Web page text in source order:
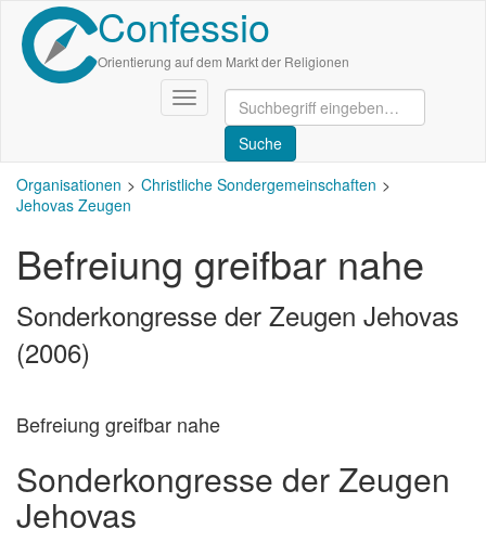
Direkt
zum
Inhalt
Confessio
Orientierung auf dem Markt der Religionen
Navigation
aktivieren/deaktivieren
Organisationen
Christliche Sondergemeinschaften
Jehovas Zeugen
Befreiung greifbar nahe
Sonderkongresse der Zeugen Jehovas
(2006)
Befreiung greifbar nahe
Sonderkongresse der Zeugen
Jehovas